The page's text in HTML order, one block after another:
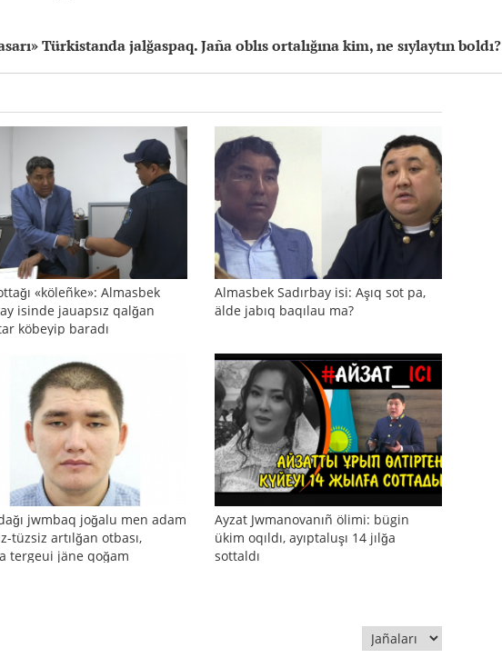
Türkistanda jalğaspaq. Jaña oblıs ortalığına kim, ne sıylaytın boldı?
«köleñke»: Almasbek
isinde jauapsız qalğan
köbeyip baradı
Almasbek Sadırbay isi: Aşıq sot pa,
älde jabıq baqılau ma?
jwmbaq joğalu men adam
tüzsiz artılğan otbası,
tergeui jäne qoğam
Ayzat Jwmanovanıñ ölimi: bügin
ükim oqıldı, ayıptaluşı 14 jılğa
sottaldı